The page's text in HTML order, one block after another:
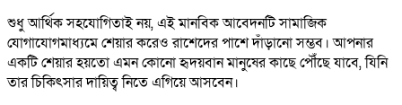
শুধু আর্থিক সহযোগিতাই নয়, এই মানবিক আবেদনটি সামাজিক
যোগাযোগমাধ্যমে শেয়ার করেও রাশেদের পাশে দাঁড়ানো সম্ভব। আপনার
একটি শেয়ার হয়তো এমন কোনো হৃদয়বান মানুষের কাছে পৌঁছে যাবে, যিনি
তার চিকিৎসার দায়িত্ব নিতে এগিয়ে আসবেন।